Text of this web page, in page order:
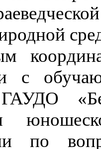
с
по